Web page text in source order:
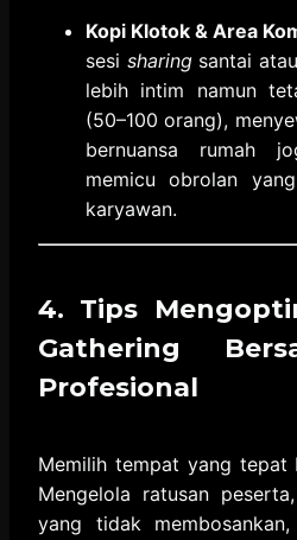
Kopi Klotok & Area
sesi sharingsantai atau
lebih intim namun
(50–100 orang),
bernuansa rumah
memicu obrolan
karyawan.
4. Tips
Gathering
Profesional
Memilih tempat yang tepat
Mengelola ratusan peserta,
yang tidak membosankan,